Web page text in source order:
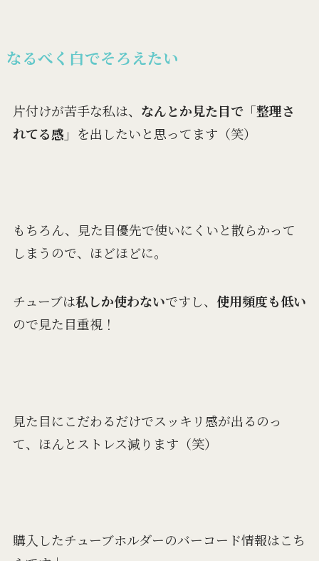
なるべく白でそろえたい
片付けが苦手な私は、 なんとか見た目で「整理さ
れてる感」 を出したいと思ってます（笑）
もちろん、見た目優先で使いにくいと散らかって
しまうので、ほどほどに。
チューブは私しか使わないですし、 使用頻度も低い
ので見た目重視！
見た目にこだわるだけでスッキリ感が出るのっ
て、ほんとストレス減ります（笑）
購入したチューブホルダーのバーコード情報はこち